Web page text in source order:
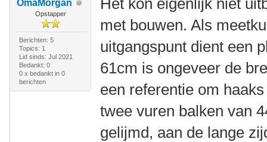
OmaMorgan
Opstapper
Berichten: 5
Topics: 1
Lid sinds: Jul 2021
Bedankt: 0
0 x bedankt in 0
berichten
met bouwen. Als
uitgangspunt dient een
61cm is ongeveer de
een referentie om
twee vuren balken van
gelijmd, aan de lange